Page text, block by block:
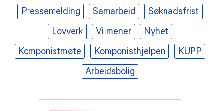
PROSJEKTER
Pressemelding Samarbeid Søknadsfrist
Lovverk Vi mener Nyhet
Komponistmøte Komponisthjelpen KUPP
Arbeidsbolig